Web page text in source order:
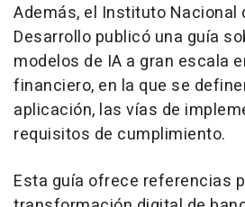
Además, el Instituto Nacional
Desarrollo publicó una guía
modelos de IA a gran escala
financiero, en la que se
aplicación, las vías de
requisitos de cumplimiento.
Esta guía ofrece referencias